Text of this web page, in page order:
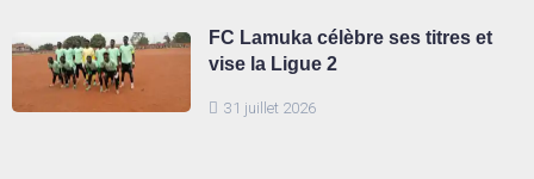
31 juillet 2026
FC Lamuka célèbre ses titres et
vise la Ligue 2